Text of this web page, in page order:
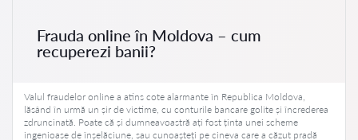
Frauda online în Moldova – cum
recuperezi banii?
Valul fraudelor online a atins cote alarmante în Republica Moldova,
lăsând în urmă un șir de victime, cu conturile bancare golite și încrederea
zdruncinată. Poate că și dumneavoastră ați fost ținta unei scheme
ingenioase de înșelăciune, sau cunoașteți pe cineva care a căzut pradă